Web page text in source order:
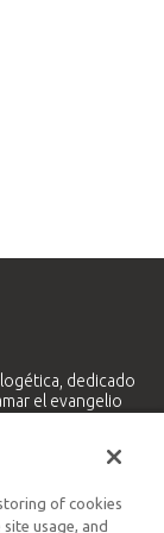
dedicado
el evangelio
of cookies
usage, and